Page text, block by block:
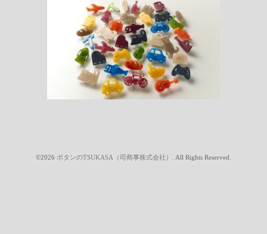
©2026 ボタンのTSUKASA（司商事株式会社） . All Rights Reserved.